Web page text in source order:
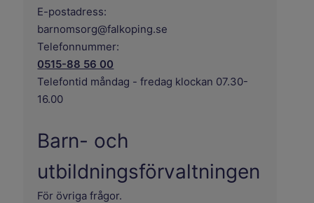
E-postadress:
barnomsorg@falkoping.se
Telefonnummer:
0515-88 56 00
Telefontid måndag - fredag klockan 07.30-
16.00
Barn- och
utbildningsförvaltningen
För övriga frågor.